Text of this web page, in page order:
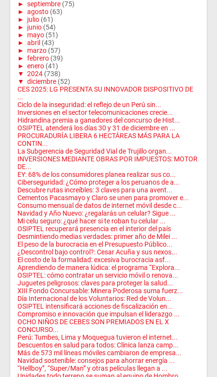
► septiembre (75)
► agosto (63)
► julio (61)
► junio (54)
► mayo (51)
► abril (43)
► marzo (57)
► febrero (39)
► enero (41)
▼ 2024 (738)
▼ diciembre (52)
CES 2025: LG PRESENTA SU INNOVADOR DISPOSITIVO DE
...
Ciclo de la inseguridad: el reflejo de un Perú sin...
Inversiones en el sector telecomunicaciones crecie...
Hidrandina premia a ganadores del concurso de Hist...
OSIPTEL atenderá los días 30 y 31 de diciembre en ...
PROCURADURÍA LIBERA 6 HECTÁREAS MÁS PARA LA
CONTIN...
La Subgerencia de Seguridad Vial de Trujillo organ...
INVERSIONES MEDIANTE OBRAS POR IMPUESTOS: MOTOR
DE...
EY: 68% de los consumidores planea realizar sus co...
Ciberseguridad: ¿Cómo proteger a los peruanos de a...
Descubre rutas increíbles: 3 claves para una avent...
Cementos Pacasmayo y Claro se unen para promover e...
Consumo mensual de datos de internet móvil desde c...
Navidad y Año Nuevo: ¿regalarás un celular? Sigue ...
Mi celu seguro: ¿qué hacer si te roban tu celular ...
OSIPTEL recuperará presencia en el interior del país
Desmintiendo medias verdades: primer año de Milei ...
El peso de la burocracia en el Presupuesto Público...
¿Descontrol bajo control?: Cesar Acuña y sus nexos...
El costo de la formalidad: excesiva burocracia asf...
Aprendiendo de manera lúdica: el programa “Explora...
OSIPTEL: cómo contratar un servicio móvil o renova...
Juguetes peligrosos: claves para proteger la salud...
XIII Fondo Concursable: Minera Poderosa suma fuerz...
Día Internacional de los Voluntarios: Red de Volun...
OSIPTEL intensificará acciones de fiscalización en...
Compromiso e innovación que impulsan el liderazgo ...
OCHO NIÑOS DE CEBES SON PREMIADOS EN EL X
CONCURSO...
Perú: Tumbes, Lima y Moquegua tuvieron el internet...
Descuentos en salud para todos: Clínica lanza camp...
Más de 573 mil líneas móviles cambiaron de empresa...
Navidad sostenible: consejos para ahorrar energía ...
“Hellboy”, “Super/Man” y otras películas llegan a ...